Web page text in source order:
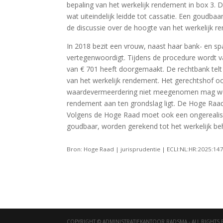
bepaling van het werkelijk rendement in box 3.
wat uiteindelijk leidde tot cassatie. Een
de discussie over de hoogte van het werkelijk
In 2018 bezit een vrouw, naast haar bank- en
vertegenwoordigt. Tijdens de procedure wordt
van € 701 heeft doorgemaakt. De rechtbank
van het werkelijk rendement. Het gerechtshof
waardevermeerdering niet meegenomen mag
rendement aan ten grondslag ligt. De Hoge
Volgens de Hoge Raad moet ook een
goudbaar, worden gerekend tot het werkelijk
Bron: Hoge Raad | jurisprudentie |